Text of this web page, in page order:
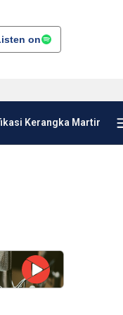
on
Kerangka Martir